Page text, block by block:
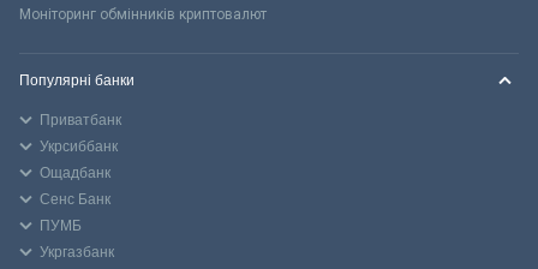
Моніторинг обмінників криптовалют
Популярні банки
Приватбанк
Укрсиббанк
Ощадбанк
Сенс Банк
ПУМБ
Укргазбанк